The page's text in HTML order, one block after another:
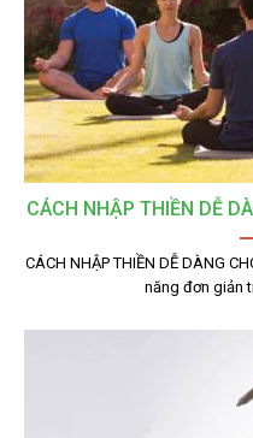
CÁCH NHẬP THIỀN DỄ
CÁCH NHẬP THIỀN DỄ DÀNG
năng đơn giản